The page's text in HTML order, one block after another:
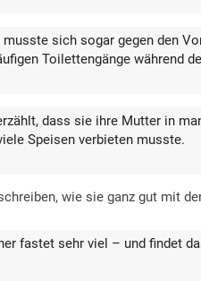
sich sogar gegen den
Toilettengänge während
dass sie ihre Mutter in
Speisen verbieten musste.
wie sie ganz gut mit
fastet sehr viel – und findet